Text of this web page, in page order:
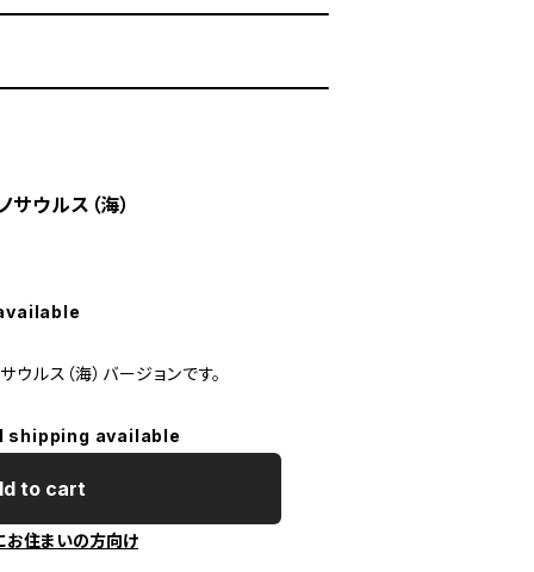
ウルス（海）
ルス（海）バージョンです。
shipping available
to cart
お住まいの方向け